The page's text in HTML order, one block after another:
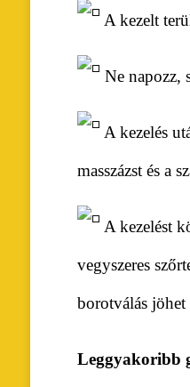
A kezelt
Ne napozz,
A kezelés
masszázst és a
A kezelést
vegyszeres
borotválás jöhet
Leggyakoribb